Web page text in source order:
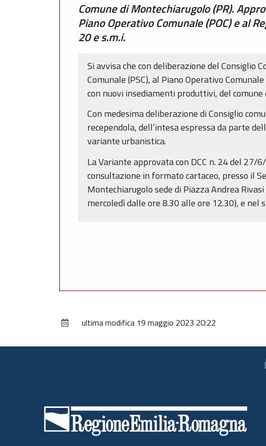
Comune di Montechiarugolo (PR).
Piano Operativo Comunale (POC) e al
20 e s.m.i.
Si avvisa che con deliberazione del
Comunale (PSC), al Piano Operativo
con nuovi insediamenti produttivi, del
Con medesima deliberazione di Consiglio
recependola, dell’intesa espressa da parte
variante urbanistica.
La Variante approvata con DCC n. 24 del
consultazione in formato cartaceo, presso il
Montechiarugolo sede di Piazza Andrea
mercoledì dalle ore 8.30 alle ore 12.30), e
ultima modifica 19 maggio 2023 20:22